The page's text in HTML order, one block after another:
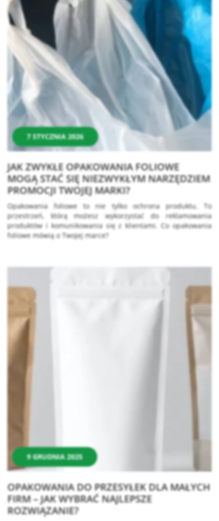
7 STYCZNIA 2026
JAK ZWYKŁE OPAKOWANIA FOLIOWE
MOGĄ STAĆ SIĘ NIEZWYKŁYM NARZĘDZIEM
PROMOCJI TWOJEJ MARKI?
Opakowania foliowe to nie tylko ochrona produktu. To
przestrzeń, którą możesz wykorzystać do reklamowania
produktów i komunikowania się z klientami. Co opakowania
foliowe mówią o Twojej marce?
9 GRUDNIA 2025
OPAKOWANIA DO PRZESYŁEK DLA MAŁYCH
FIRM – JAK WYBRAĆ NAJLEPSZE
ROZWIĄZANIE?